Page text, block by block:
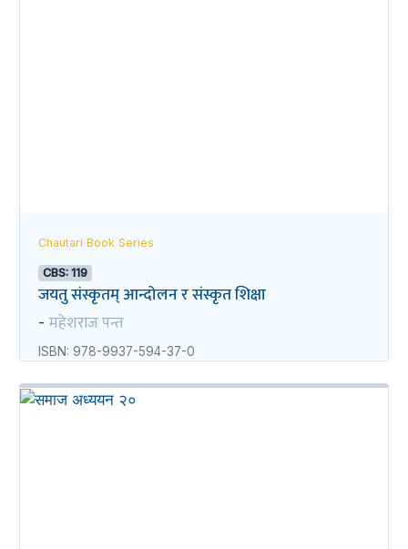
Chautari Book Series
CBS: 119
जयतु संस्कृतम्‌‌ आन्दोलन र संस्कृत शिक्षा
- महेशराज पन्त
ISBN: 978-9937-594-37-0